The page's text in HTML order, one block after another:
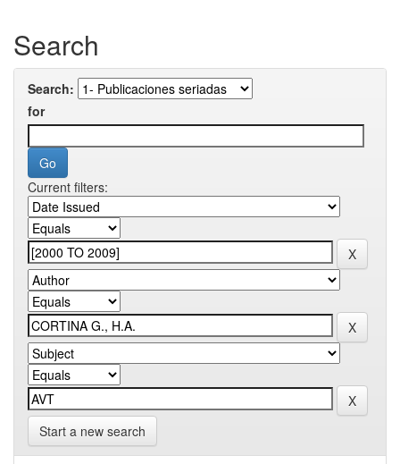
Search
Search:
for
Current filters:
Start a new search